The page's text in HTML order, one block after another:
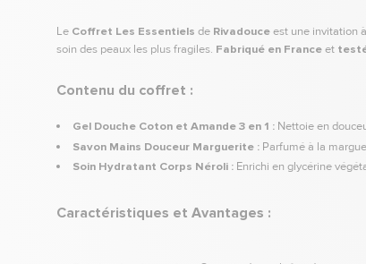
Le Coffret Les Essentiels de Rivadouceest une invitation
soin des peaux les plus fragiles. Fabriqué en Franceet
Contenu du coffret :
Gel Douche Coton et Amande 3 en 1 :Nettoie en
Savon Mains Douceur Marguerite : Parfumé à la
Soin Hydratant Corps Néroli :Enrichi en glycérine
Caractéristiques et Avantages :